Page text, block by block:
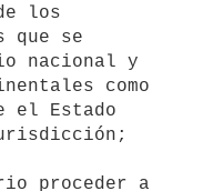
los
que se
nacional y
como
el Estado